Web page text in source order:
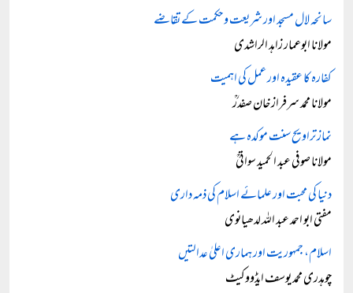
سانحہ لال مسجد اور شریعت و حکمت کے تقاضے
مولانا ابوعمار زاہد الراشدی
کفارہ کا عقیدہ اور عمل کی اہمیت
مولانا محمد سرفراز خان صفدرؒ
نماز تراویح سنت موکدہ ہے
مولانا صوفی عبد الحمید سواتیؒ
دنیا کی محبت اور علمائے اسلام کی ذمہ داری
مفتی ابو احمد عبد اللہ لدھیانوی
اسلام، جمہوریت اور ہماری اعلیٰ عدالتیں
چوہدری محمد یوسف ایڈووکیٹ